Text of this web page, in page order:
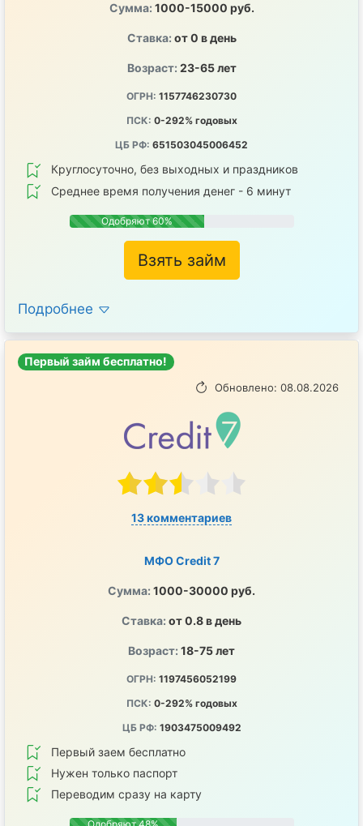
Сумма: 1000-15000 руб.
Ставка: от 0 в день
Возраст: 23-65 лет
ОГРН: 1157746230730
ПСК: 0-292% годовых
ЦБ РФ: 651503045006452
Круглосуточно, без выходных и праздников
Среднее время получения денег - 6 минут
Одобряют 60%
Взять займ
Подробнее
Первый займ бесплатно!
Обновлено: 08.08.2026
13 комментариев
МФО Credit 7
Сумма: 1000-30000 руб.
Ставка: от 0.8 в день
Возраст: 18-75 лет
ОГРН: 1197456052199
ПСК: 0-292% годовых
ЦБ РФ: 1903475009492
Первый заем бесплатно
Нужен только паспорт
Переводим сразу на карту